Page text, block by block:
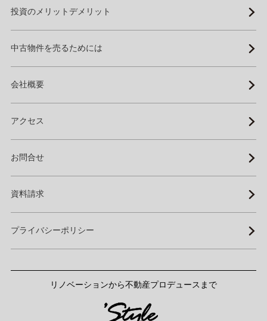
投資のメリットデメリット
中古物件を売るためには
会社概要
アクセス
お問合せ
資料請求
プライバシーポリシー
リノベーションから不動産プロデュースまで